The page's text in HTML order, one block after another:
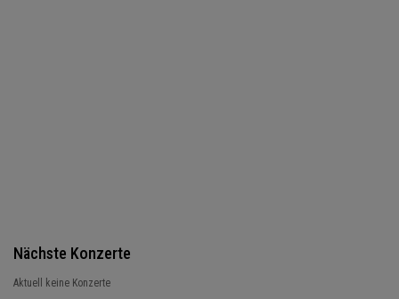
Nächste Konzerte
Aktuell keine Konzerte